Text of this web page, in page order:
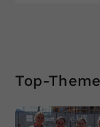
Top-